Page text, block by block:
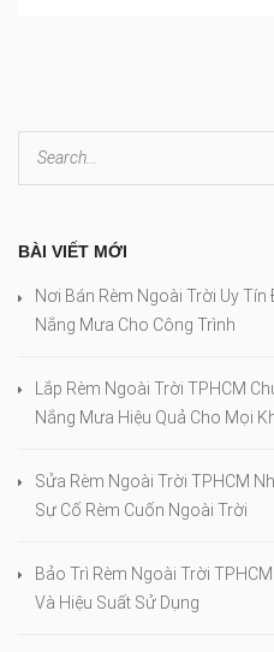
BÀI VIẾT MỚI
Nơi Bán Rèm Ngoài Trời Uy
Nắng Mưa Cho Công Trình
Lắp Rèm Ngoài Trời TPHCM
Nắng Mưa Hiệu Quả Cho Mọi
Sửa Rèm Ngoài Trời TPHCM
Sự Cố Rèm Cuốn Ngoài Trời
Bảo Trì Rèm Ngoài Trời
Và Hiệu Suất Sử Dụng